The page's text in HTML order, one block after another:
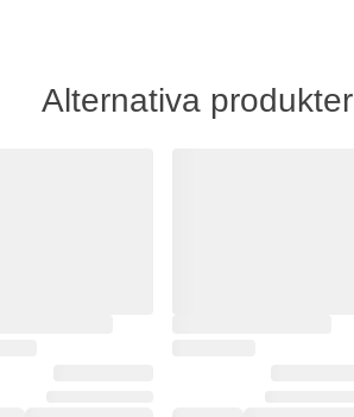
Alternativa produkter